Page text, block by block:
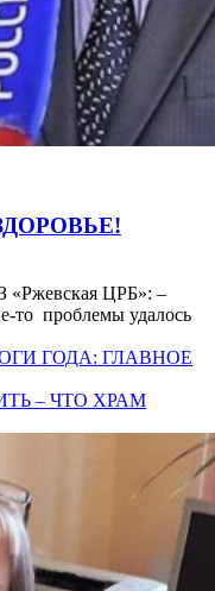
«Ржевская ЦРБ»: –
проблемы удалось
ГОДА: ГЛАВНОЕ
– ЧТО ХРАМ